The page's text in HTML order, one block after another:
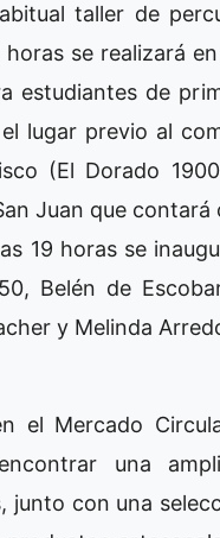
taller de
se realizará
estudiantes de
lugar previo al
(El Dorado
Juan que
19 horas se
Belén de
y Melinda
el Mercado
una
junto con una